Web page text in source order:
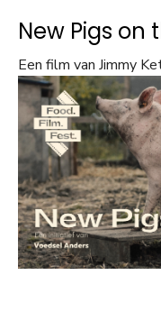
New Pigs on
Een film van Jimmy